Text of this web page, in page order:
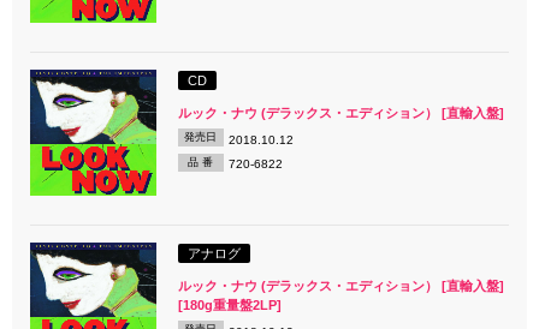
CD
ルック・ナウ (デラックス・エディション） [直輸入盤]
発売日 2018.10.12
品 番 720-6822
アナログ
ルック・ナウ (デラックス・エディション） [直輸入盤]
[180g重量盤2LP]